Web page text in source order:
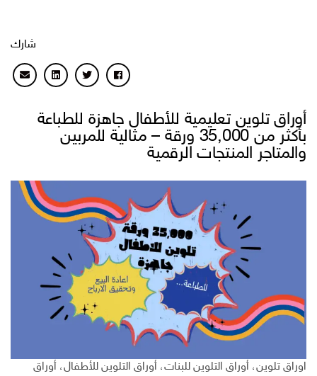
شارك
أوراق تلوين تعليمية للأطفال جاهزة للطباعة
بأكثر من 35,000 ورقة – مثالية للمربين
والمتاجر المنتجات الرقمية
اوراق تلوين، أوراق التلوين للبنات، أوراق التلوين للأطفال، أوراق